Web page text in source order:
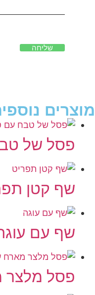
שליחה
מוצרים
פסל של
שף קטן
שף עם
פסל מלצר